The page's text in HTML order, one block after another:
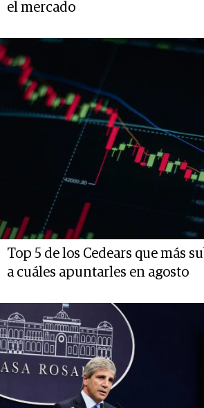
el mercado
Top 5 de los Cedears que más
a cuáles apuntarles en agosto